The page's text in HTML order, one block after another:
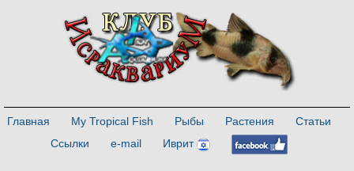
Главная My Tropical Fish Рыбы Растения
Статьи
Ссылки
e-mail Иврит